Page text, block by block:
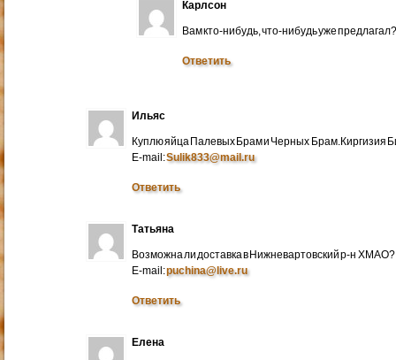
Карлсон
Вам кто-нибудь, что-нибудь уже
Ответить
Ильяс
Куплю яйца Палевых Брам и Черных Брам.Киргизия
E-mail:Sulik833@mail.ru
Ответить
Татьяна
Возможна ли доставка в Нижневартовский р-н ХМАО?
E-mail:puchina@live.ru
Ответить
Елена